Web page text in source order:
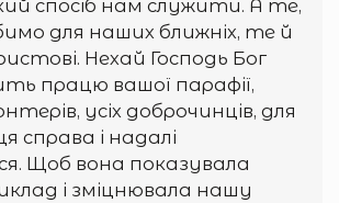
спосіб нам служити. А те,
для наших ближніх, те й
Нехай Господь Бог
працю вашої парафії,
усіх доброчинців, для
справа і надалі
Щоб вона показувала
і зміцнювала нашу